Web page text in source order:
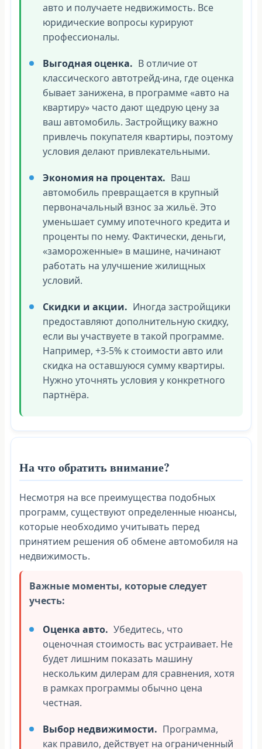
авто и получаете недвижимость. Все
юридические вопросы курируют
профессионалы.
Выгодная оценка. В отличие от
классического автотрейд-ина, где оценка
бывает занижена, в программе «авто на
квартиру» часто дают щедрую цену за
ваш автомобиль. Застройщику важно
привлечь покупателя квартиры, поэтому
условия делают привлекательными.
Экономия на процентах. Ваш
автомобиль превращается в крупный
первоначальный взнос за жильё. Это
уменьшает сумму ипотечного кредита и
проценты по нему. Фактически, деньги,
«замороженные» в машине, начинают
работать на улучшение жилищных
условий.
Скидки и акции. Иногда застройщики
предоставляют дополнительную скидку,
если вы участвуете в такой программе.
Например, +3-5% к стоимости авто или
скидка на оставшуюся сумму квартиры.
Нужно уточнять условия у конкретного
партнёра.
На что обратить внимание?
Несмотря на все преимущества подобных
программ, существуют определенные нюансы,
которые необходимо учитывать перед
принятием решения об обмене автомобиля на
недвижимость.
Важные моменты, которые следует
учесть:
Оценка авто. Убедитесь, что
оценочная стоимость вас устраивает. Не
будет лишним показать машину
нескольким дилерам для сравнения, хотя
в рамках программы обычно цена
честная.
Выбор недвижимости. Программа,
как правило, действует на ограниченный